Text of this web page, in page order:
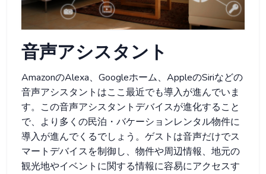
音声アシスタント
AmazonのAlexa、Googleホーム、AppleのSiriなどの
音声アシスタントはここ最近でも導入が進んでいま
す。この音声アシスタントデバイスが進化すること
で、より多くの民泊・バケーションレンタル物件に
導入が進んでくるでしょう。ゲストは音声だけでス
マートデバイスを制御し、物件や周辺情報、地元の
観光地やイベントに関する情報に容易にアクセスす